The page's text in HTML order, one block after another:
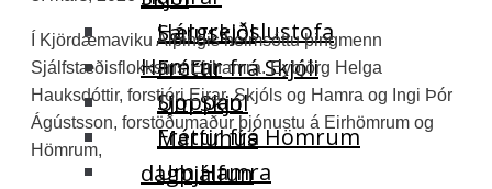
Hárgreiðslustofa
Hamrar
Sjoppan
Fréttir frá Hömrum
Um Hamra
Sæluskjól
Fréttir frá Skjóli
Um Skjól
Maríuhús
dagþjálfun
Í Kjördæmaviku Alþingis heimsóttu þingmenn
Sjálfstæðisflokksins Eirhamra. Eybjörg Helga
Hauksdóttir, forstjóri Eirar, Skjóls og Hamra og Ingi Þór
Ágústsson, forstöðumaður þjónustu á Eirhömrum og
Hömrum,